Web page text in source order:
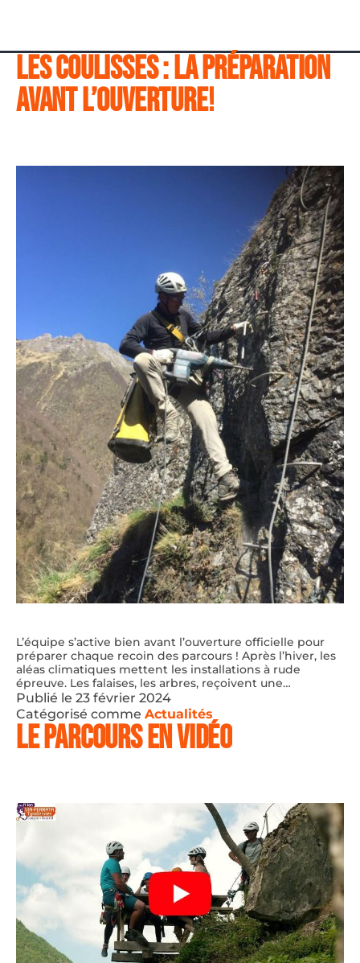
LES COULISSES : LA PRÉPARATION
AVANT L’OUVERTURE!
L’équipe s’active bien avant l’ouverture officielle pour
préparer chaque recoin des parcours ! Après l’hiver, les
aléas climatiques mettent les installations à rude
épreuve. Les falaises, les arbres, reçoivent une…
Publié le 23 février 2024
Catégorisé comme Actualités
LE PARCOURS EN VIDÉO